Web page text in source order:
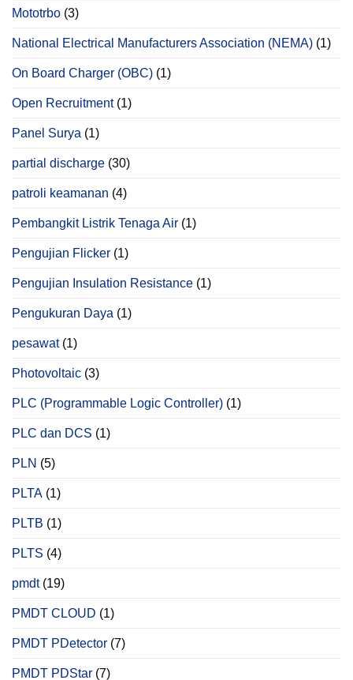
Mototrbo (3)
National Electrical Manufacturers Association (NEMA) (1)
On Board Charger (OBC) (1)
Open Recruitment(1)
Panel Surya (1)
partial discharge (30)
patroli keamanan (4)
Pembangkit Listrik Tenaga Air (1)
Pengujian Flicker (1)
Pengujian Insulation Resistance (1)
Pengukuran Daya (1)
pesawat(1)
Photovoltaic (3)
PLC (Programmable Logic Controller) (1)
PLC dan DCS (1)
PLN (5)
PLTA (1)
PLTB (1)
PLTS (4)
pmdt(19)
PMDT CLOUD (1)
PMDT PDetector (7)
PMDT PDStar (7)